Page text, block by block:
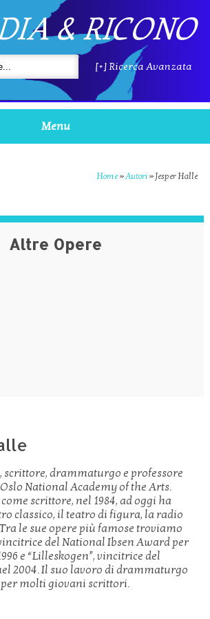
& RICONO
[+] Ricerca Avanzata
Menu
Home »Autori » Jesper Halle
Altre Opere
scrittore, drammaturgo e professore
National Academy of the Arts.
scrittore, nel 1984, ad oggi ha
classico, il teatro di figura, la radio
le sue opere più famose troviamo
vincitrice del National Ibsen Award per
e “Lilleskogen”, vincitrice del
2004. Il suo lavoro di drammaturgo
molti giovani scrittori.